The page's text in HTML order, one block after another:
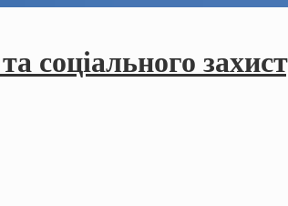
соціального